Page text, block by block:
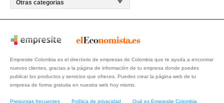
Empresite Colombia es el directorio de empresas de Colombia que te ayuda a encontrar
nuevos clientes, gracias a la página de información de tu empresa donde puedes
publicar los productos y servicios que ofreces. Puedes crear la página web de tu
empresa de forma gratuita en nuestra web hoy mismo.
Preguntas frecuentes Política de privacidad Qué es Empresite Colombia